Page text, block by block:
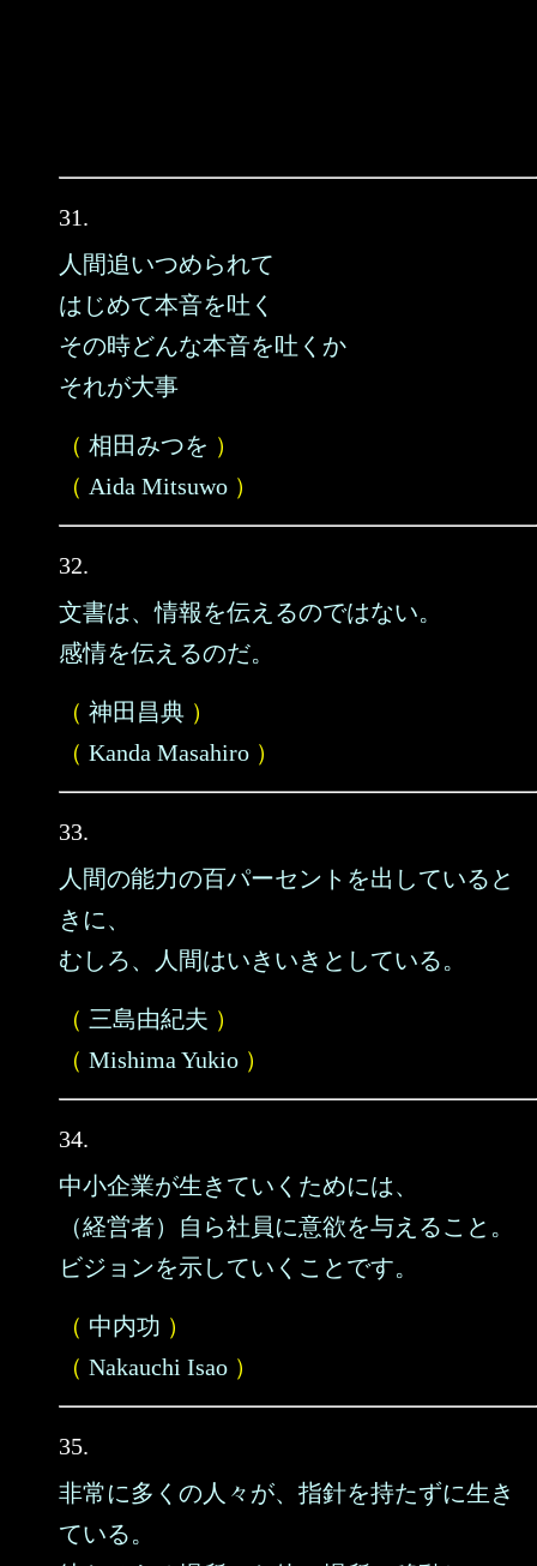
31.
人間追いつめられて
はじめて本音を吐く
その時どんな本音を吐くか
それが大事
（ 相田みつを ）
（ Aida Mitsuwo ）
32.
文書は、情報を伝えるのではない。
感情を伝えるのだ。
（ 神田昌典 ）
（ Kanda Masahiro ）
33.
人間の能力の百パーセントを出していると
きに、
むしろ、人間はいきいきとしている。
（ 三島由紀夫 ）
（ Mishima Yukio ）
34.
中小企業が生きていくためには、
（経営者）自ら社員に意欲を与えること。
ビジョンを示していくことです。
（ 中内功 ）
（ Nakauchi Isao ）
35.
非常に多くの人々が、指針を持たずに生き
ている。